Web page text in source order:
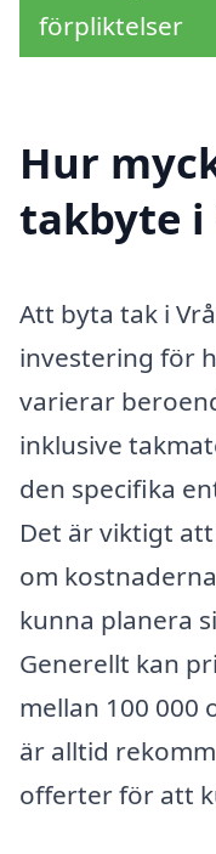
förpliktelser
Hur
takbyte i
Att byta tak i
investering för
varierar
inklusive
den specifika
Det är viktigt
om
kunna planera
Generellt kan
mellan 100 000
är alltid
offerter för att